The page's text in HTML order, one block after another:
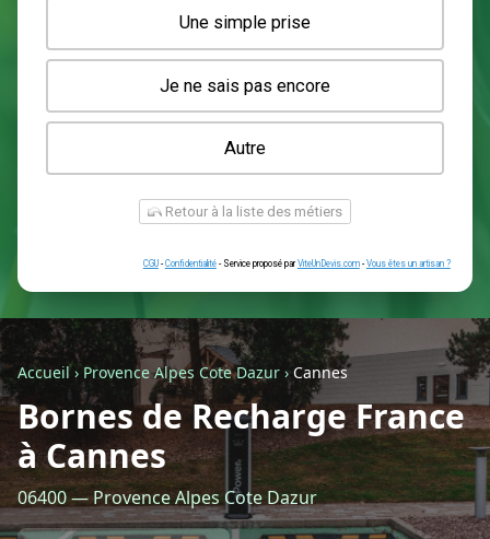
Une wallbox en monophasé (7kW)
Une prise renforcée (type greenup)
Une simple prise
Je ne sais pas encore
Autre
Retour à la liste des métiers
CGU-Confidentialité- Service proposé parViteUnDevis.com-Vous
Accueil› Provence Alpes Cote Dazur ›Cannes
Bornes de Recharge France
à Cannes
06400 — Provence Alpes Cote Dazur